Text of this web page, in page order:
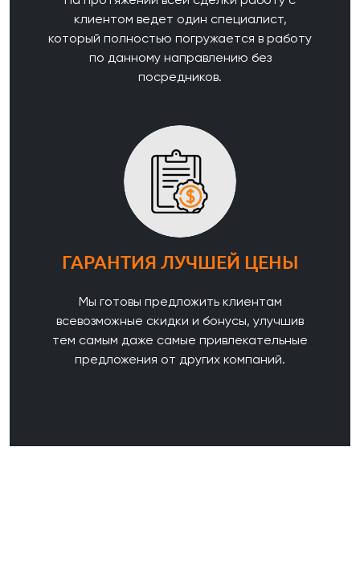
клиентом ведет один специалист,
который полностью погружается в работу
по данному направлению без
посредников.
ГАРАНТИЯ ЛУЧШЕЙ ЦЕНЫ
Мы готовы предложить клиентам
всевозможные скидки и бонусы, улучшив
тем самым даже самые привлекательные
предложения от других компаний.